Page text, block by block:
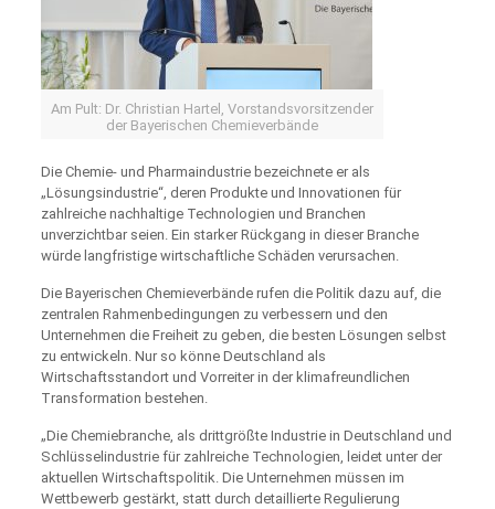
Am Pult: Dr. Christian Hartel, Vorstandsvorsitzender
der Bayerischen Chemieverbände
Die Chemie- und Pharmaindustrie bezeichnete er als
„Lösungsindustrie“, deren Produkte und Innovationen für
zahlreiche nachhaltige Technologien und Branchen
unverzichtbar seien. Ein starker Rückgang in dieser Branche
würde langfristige wirtschaftliche Schäden verursachen.
Die Bayerischen Chemieverbände rufen die Politik dazu auf, die
zentralen Rahmenbedingungen zu verbessern und den
Unternehmen die Freiheit zu geben, die besten Lösungen selbst
zu entwickeln. Nur so könne Deutschland als
Wirtschaftsstandort und Vorreiter in der klimafreundlichen
Transformation bestehen.
„Die Chemiebranche, als drittgrößte Industrie in Deutschland und
Schlüsselindustrie für zahlreiche Technologien, leidet unter der
aktuellen Wirtschaftspolitik. Die Unternehmen müssen im
Wettbewerb gestärkt, statt durch detaillierte Regulierung